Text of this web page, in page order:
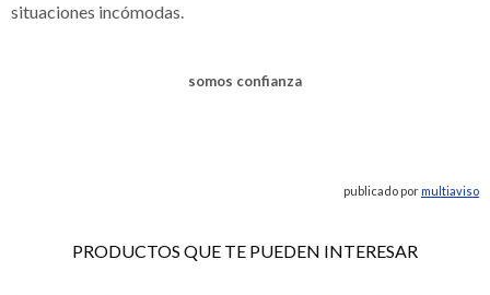
situaciones incómodas.
somos confianza
publicado pormultiaviso
PRODUCTOS QUE TE PUEDEN INTERESAR